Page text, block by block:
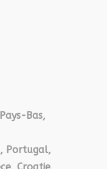
Bas,
Portugal,